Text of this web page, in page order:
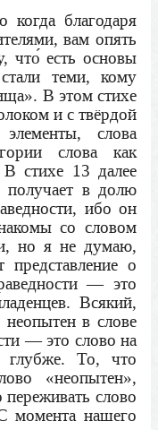
благодаря
вам опять
что́ есть основы
теми, кому
В этом стихе
и с твёрдой
слова
слова как
стихе 13 далее
получает в долю
ибо он
со словом
но я не думаю,
о
— это
Всякий,
в слове
— это слово на
глубже. То, что
«неопытен»,
слово
момента нашего